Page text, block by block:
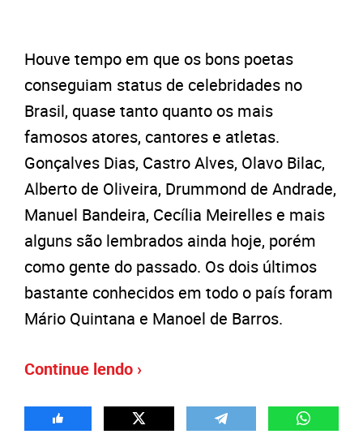
Houve tempo em que os bons poetas
conseguiam status de celebridades no
Brasil, quase tanto quanto os mais
famosos atores, cantores e atletas.
Gonçalves Dias, Castro Alves, Olavo Bilac,
Alberto de Oliveira, Drummond de Andrade,
Manuel Bandeira, Cecília Meirelles e mais
alguns são lembrados ainda hoje, porém
como gente do passado. Os dois últimos
bastante conhecidos em todo o país foram
Mário Quintana e Manoel de Barros.
Continue lendo ›